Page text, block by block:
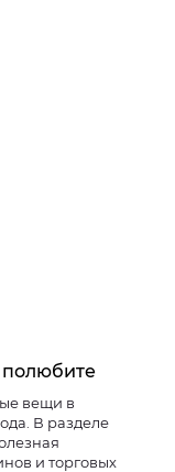
полюбите
вещи в
В разделе
и торговых